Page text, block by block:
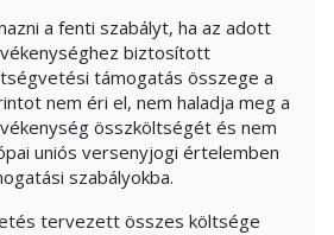
a fenti szabályt, ha az adott
biztosított
támogatás összege a
nem éri el, nem haladja meg a
összköltségét és nem
uniós versenyjogi értelemben
szabályokba.
tervezett összes költsége